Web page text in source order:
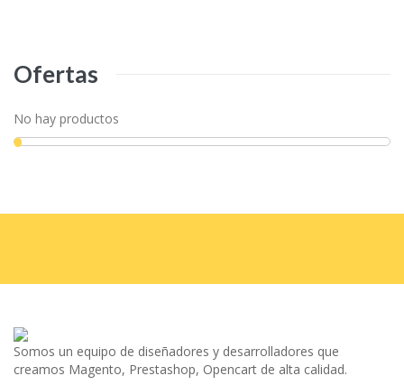
Ofertas
No hay productos
Somos un equipo de diseñadores y desarrolladores que
creamos Magento, Prestashop, Opencart de alta calidad.